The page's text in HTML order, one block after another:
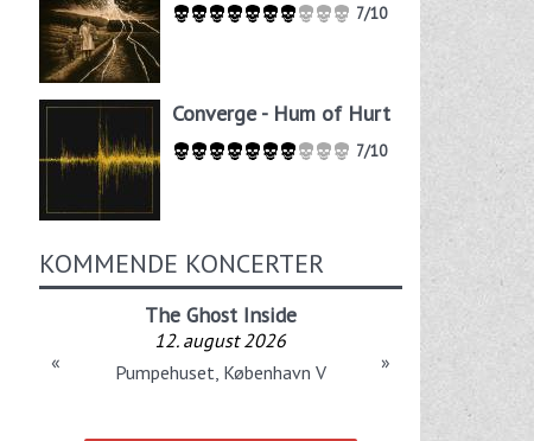
7/10
Converge - Hum of Hurt
7/10
KOMMENDE KONCERTER
The Ghost Inside
12. august 2026
Pumpehuset, København V
« »